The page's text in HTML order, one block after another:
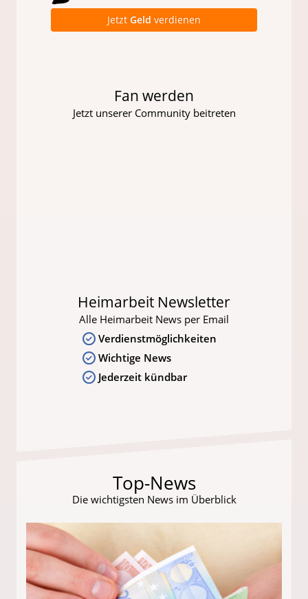
Jetzt Geld verdienen
Fan werden
Jetzt unserer Community beitreten
Heimarbeit Newsletter
Alle Heimarbeit News per Email
Verdienstmöglichkeiten
Wichtige News
Jederzeit kündbar
Top-News
Die wichtigsten News im Überblick